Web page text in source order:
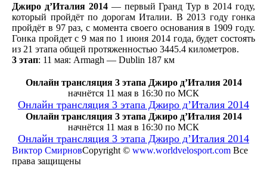
Джиро д’Италия 2014— первый Гранд Тур в 2014 году,
который пройдёт по дорогам Италии. В 2013 году гонка
пройдёт в 97 раз, с момента своего основания в 1909 году.
Гонка пройдет с 9 мая по 1 июня 2014 года, будет состоять
из 21 этапа общей протяженностью 3445.4 километров.
3 этап: 11 мая: Armagh — Dublin 187 км
Онлайн трансляция 3 этапа Джиро д’Италия 2014
начнётся 11 мая в 16:30 по МСК
Онлайн трансляция 3 этапа Джиро д’Италия 2014
Онлайн трансляция 3 этапа Джиро д’Италия 2014
начнётся 11 мая в 16:30 по МСК
Онлайн трансляция 3 этапа Джиро д’Италия 2014
Виктор СмирновCopyright © www.worldvelosport.com Все
права защищены